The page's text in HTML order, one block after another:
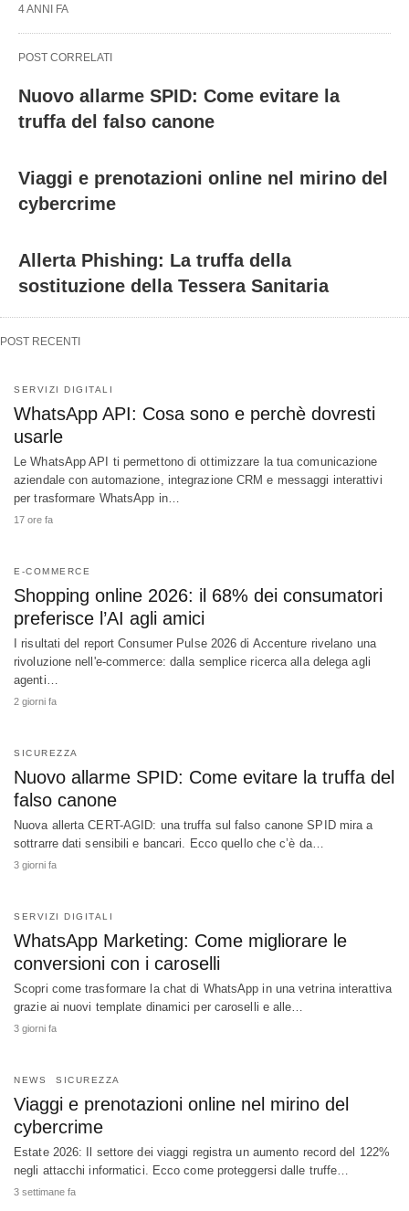
4 ANNI FA
POST CORRELATI
Nuovo allarme SPID: Come evitare la
truffa del falso canone
Viaggi e prenotazioni online nel mirino del
cybercrime
Allerta Phishing: La truffa della
sostituzione della Tessera Sanitaria
POST RECENTI
SERVIZI DIGITALI
WhatsApp API: Cosa sono e perchè dovresti
usarle
Le WhatsApp API ti permettono di ottimizzare la tua comunicazione
aziendale con automazione, integrazione CRM e messaggi interattivi
per trasformare WhatsApp in…
17 ore fa
E-COMMERCE
Shopping online 2026: il 68% dei consumatori
preferisce l’AI agli amici
I risultati del report Consumer Pulse 2026 di Accenture rivelano una
rivoluzione nell'e-commerce: dalla semplice ricerca alla delega agli
agenti…
2 giorni fa
SICUREZZA
Nuovo allarme SPID: Come evitare la truffa del
falso canone
Nuova allerta CERT-AGID: una truffa sul falso canone SPID mira a
sottrarre dati sensibili e bancari. Ecco quello che c’è da…
3 giorni fa
SERVIZI DIGITALI
WhatsApp Marketing: Come migliorare le
conversioni con i caroselli
Scopri come trasformare la chat di WhatsApp in una vetrina interattiva
grazie ai nuovi template dinamici per caroselli e alle…
3 giorni fa
NEWS SICUREZZA
Viaggi e prenotazioni online nel mirino del
cybercrime
Estate 2026: Il settore dei viaggi registra un aumento record del 122%
negli attacchi informatici. Ecco come proteggersi dalle truffe…
3 settimane fa